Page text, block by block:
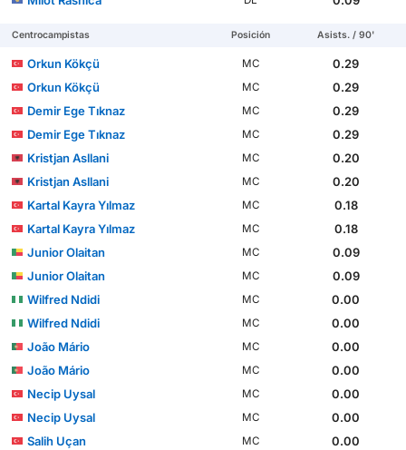
Centrocampistas Posición Asists. / 90'
Orkun Kökçü MC
0.29
Orkun Kökçü
MC
0.29
Demir Ege Tıknaz
MC
0.29
Demir Ege Tıknaz
MC
0.29
Kristjan Asllani
MC
0.20
Kristjan Asllani
MC
0.20
Kartal Kayra Yılmaz
MC
0.18
Kartal Kayra Yılmaz
MC
0.18
Junior Olaitan
MC
0.09
Junior Olaitan
MC
0.09
Wilfred Ndidi
MC
0.00
Wilfred Ndidi
MC
0.00
João Mário
MC
0.00
João Mário
MC
0.00
Necip Uysal
MC
0.00
Necip Uysal
MC
0.00
Salih Uçan
MC
0.00